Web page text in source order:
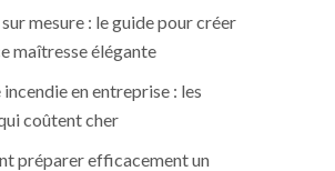
mesure : le guide pour créer
maîtresse élégante
en entreprise : les
coûtent cher
préparer efficacement un